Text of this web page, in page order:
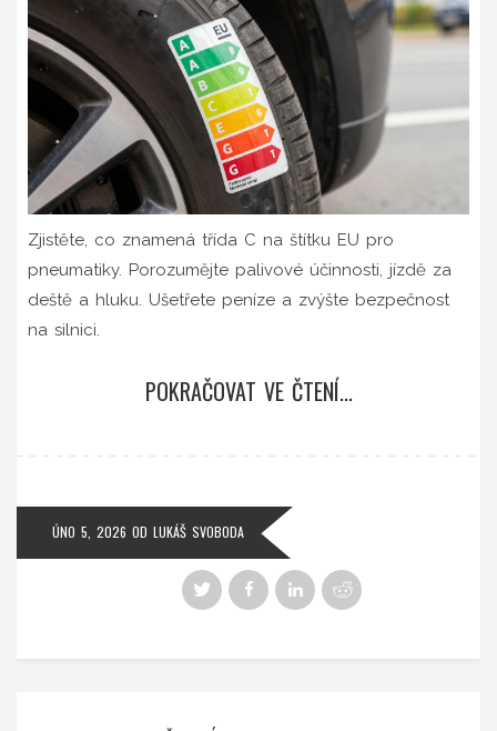
Zjistěte, co znamená třída C na štítku EU pro
pneumatiky. Porozumějte palivové účinnosti, jízdě za
deště a hluku. Ušetřete peníze a zvýšte bezpečnost
na silnici.
POKRAČOVAT VE ČTENÍ...
ÚNO 5, 2026 OD LUKÁŠ SVOBODA